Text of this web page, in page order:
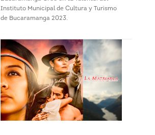
Instituto Municipal de Cultura y Turismo
de Bucaramanga 2023.